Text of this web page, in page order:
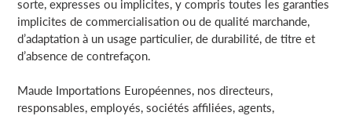
sorte, expresses ou implicites, y compris toutes les garanties
implicites de commercialisation ou de qualité marchande,
d’adaptation à un usage particulier, de durabilité, de titre et
d’absence de contrefaçon.
Maude Importations Européennes, nos directeurs,
responsables, employés, sociétés affiliées, agents,